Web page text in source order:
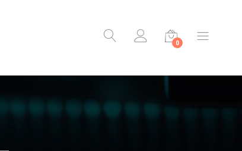
0